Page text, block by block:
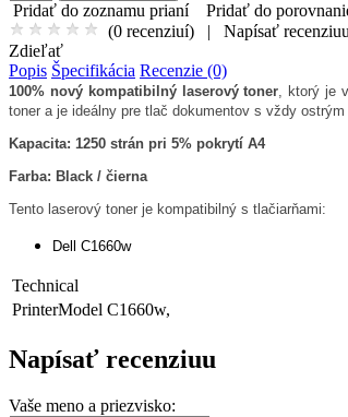
Pridať do zoznamu prianí
Pridať do
(0 recenziuí) |
Napísať recenziuu
Zdieľať
Popis Špecifikácia Recenzie (0)
100% nový kompatibilný laserový toner, ktorý je
toner a je ideálny pre tlač dokumentov s vždy
Kapacita: 1250 strán pri 5% pokrytí A4
Farba: Black / čierna
Tento laserový toner je kompatibilný s tlačiarňami:
Dell C1660w
Technical
PrinterModel C1660w,
Napísať recenziuu
Vaše meno a priezvisko: